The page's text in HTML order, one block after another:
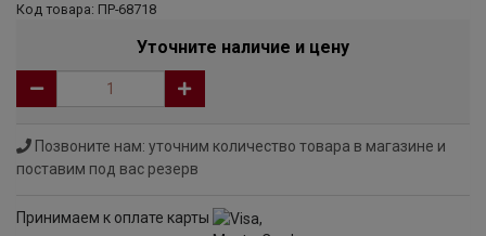
Код товара: ПР-68718
Уточните наличие и цену
Позвоните нам: уточним количество товара в магазине и
поставим под вас резерв
Принимаем к оплате карты